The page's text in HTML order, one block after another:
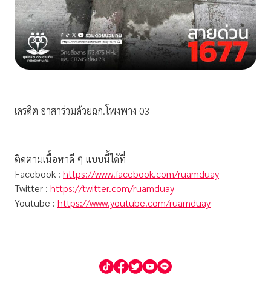
เครดิต อาสาร่วมด้วยฉก.โพงพาง 03
ติดตามเนื้อหาดี ๆ แบบนี้ได้ที่
Facebook : https://www.facebook.com/ruamduay
Twitter : https://twitter.com/ruamduay
Youtube : https://www.youtube.com/ruamduay